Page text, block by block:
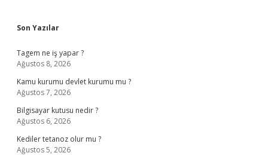
Sidebar
Son Yazılar
Tagem ne iş yapar ?
Ağustos 8, 2026
Kamu kurumu devlet kurumu mu ?
Ağustos 7, 2026
Bilgisayar kutusu nedir ?
Ağustos 6, 2026
Kediler tetanoz olur mu ?
Ağustos 5, 2026